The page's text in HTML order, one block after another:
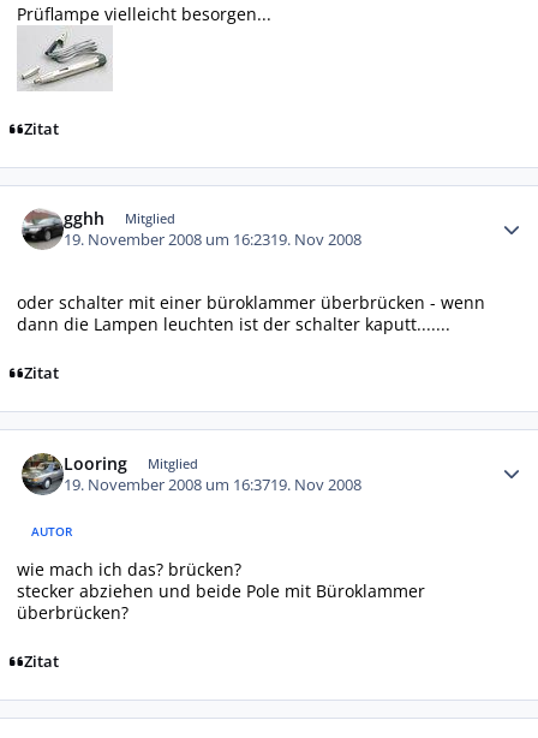
Prüflampe vielleicht besorgen...
Zitat
gghh Mitglied
19. November 2008 um 16:2319. Nov 2008
oder schalter mit einer büroklammer überbrücken - wenn
dann die Lampen leuchten ist der schalter kaputt.......
Zitat
Looring Mitglied
19. November 2008 um 16:3719. Nov 2008
AUTOR
wie mach ich das? brücken?
stecker abziehen und beide Pole mit Büroklammer
überbrücken?
Zitat